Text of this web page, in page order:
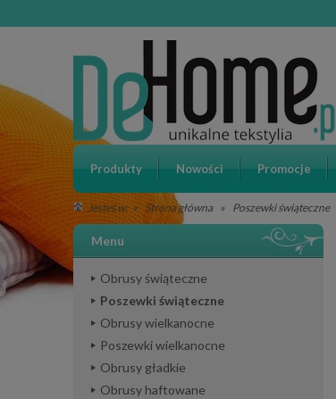
Produkty Nowości Promocje
Jesteś w: » Strona główna » Poszewki świąteczne
Menu
Obrusy świąteczne
Poszewki świąteczne
Obrusy wielkanocne
Poszewki wielkanocne
Obrusy gładkie
Obrusy haftowane